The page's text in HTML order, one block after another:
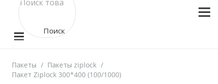
Поиск
Пакеты / Пакеты ziplock /
Пакет Ziplock 300*400 (100/1000)